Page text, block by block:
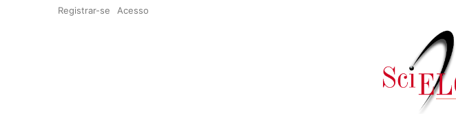
Registrar-se Acesso